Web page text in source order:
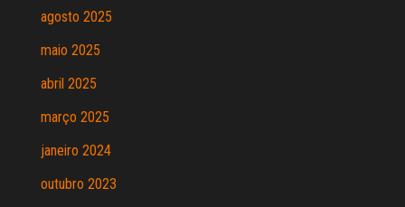
agosto 2025
maio 2025
abril 2025
março 2025
janeiro 2024
outubro 2023